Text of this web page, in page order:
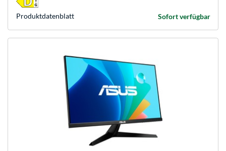
Sofort verfügbar
Produkt­datenblatt